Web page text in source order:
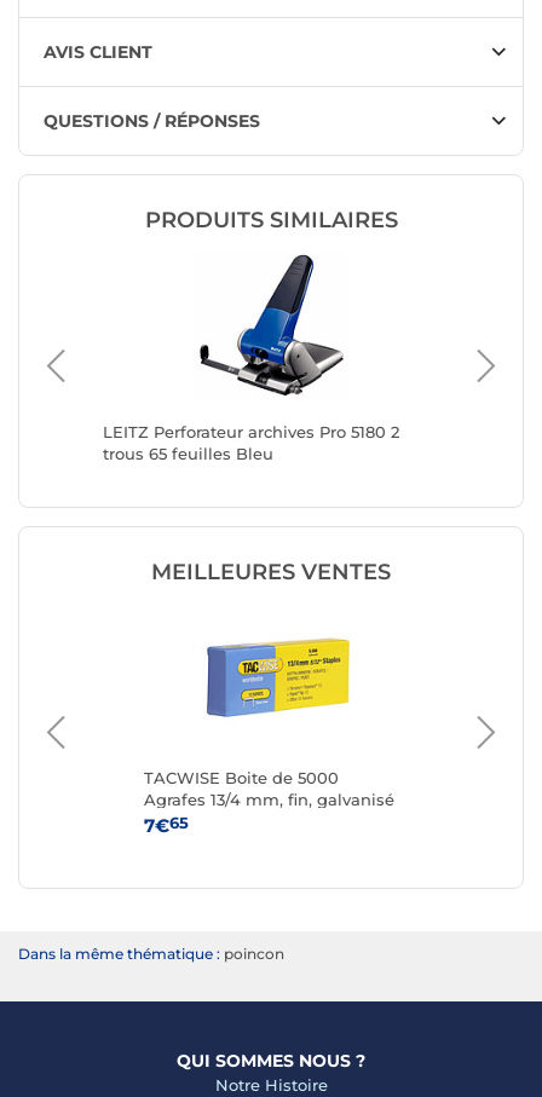
AVIS CLIENT
QUESTIONS / RÉPONSES
PRODUITS SIMILAIRES
LEITZ Perforateur archives Pro 5180 2
trous 65 feuilles Bleu
MEILLEURES VENTES
TACWISE Boite de 5000
Agrafes 13/4 mm, fin, galvanisé
7€65
Dans la même thématique : poincon
QUI SOMMES NOUS ?
Notre Histoire